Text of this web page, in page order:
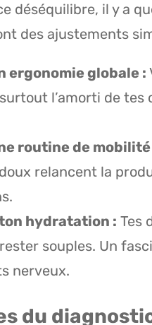
déséquilibre, il y a
des ajustements
ergonomie globale :
l’amorti de tes
routine de mobilité
relancent la
hydratation : Tes
souples. Un
nerveux.
du